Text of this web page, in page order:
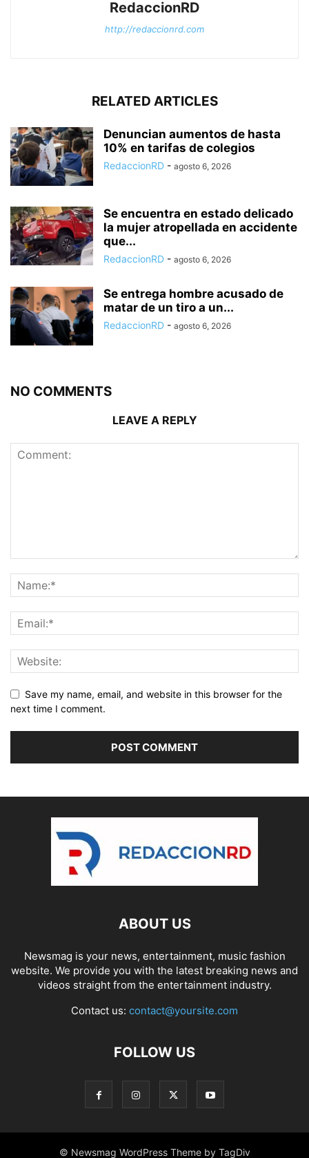
RedaccionRD
http://redaccionrd.com
RELATED ARTICLES
Denuncian aumentos de hasta
10% en tarifas de colegios
RedaccionRD - agosto 6, 2026
Se encuentra en estado delicado
la mujer atropellada en accidente
que...
RedaccionRD - agosto 6, 2026
Se entrega hombre acusado de
matar de un tiro a un...
RedaccionRD - agosto 6, 2026
NO COMMENTS
LEAVE A REPLY
Save my name, email, and website in this browser for the
next time I comment.
ABOUT US
Newsmag is your news, entertainment, music fashion
website. We provide you with the latest breaking news and
videos straight from the entertainment industry.
Contact us: contact@yoursite.com
FOLLOW US
© Newsmag WordPress Theme by TagDiv